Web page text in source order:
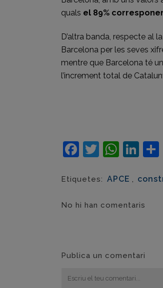
quals el 89%
D’altra banda, respecte al
Barcelona per les seves
mentre que Barcelona té
l’increment total de
Facebook
Twitter
Etiquetes: APCE ,
No hi han comentaris
Publica un comentari